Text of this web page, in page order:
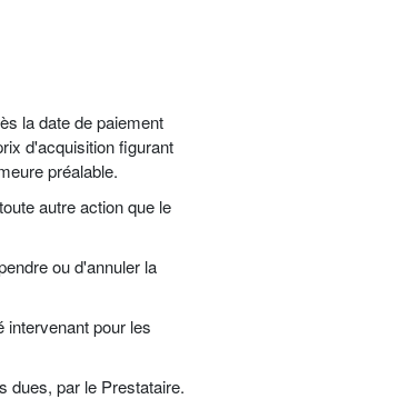
la date de paiement
d'acquisition figurant
préalable.
autre action que le
ou d'annuler la
intervenant pour les
dues, par le Prestataire.